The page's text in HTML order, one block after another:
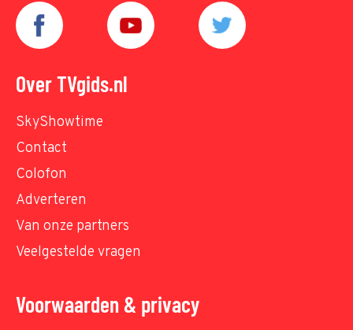
Over TVgids.nl
SkyShowtime
Contact
Colofon
Adverteren
Van onze partners
Veelgestelde vragen
Voorwaarden & privacy